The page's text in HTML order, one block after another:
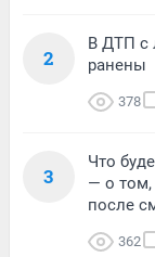
2
В ДТП с
ранены
378
3
Что
— о том,
после
362